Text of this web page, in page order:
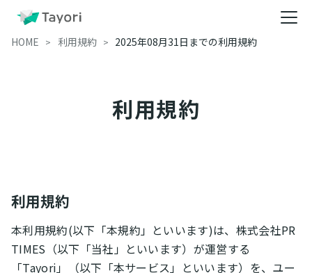
HOME 利用規約 2025年08月31日までの利用規約
利用規約
利用規約
本利用規約(以下「本規約」といいます)は、株式会社PR
TIMES（以下「当社」といいます）が運営する
「Tayori」（以下「本サービス」といいます）を、ユー